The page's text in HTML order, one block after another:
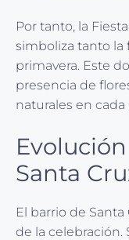
Por tanto, la
simboliza tanto la
primavera. Este
presencia de
naturales en
Santa
El barrio de
de la celebración.